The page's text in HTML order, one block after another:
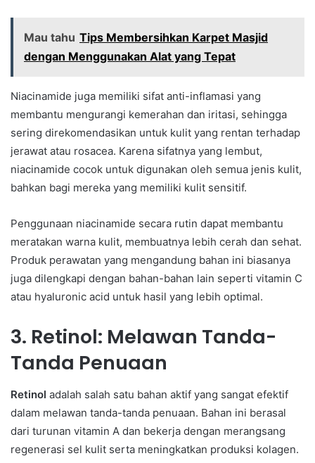
Mau tahu Tips Membersihkan Karpet Masjid
dengan Menggunakan Alat yang Tepat
Niacinamide juga memiliki sifat anti-inflamasi yang
membantu mengurangi kemerahan dan iritasi, sehingga
sering direkomendasikan untuk kulit yang rentan terhadap
jerawat atau rosacea. Karena sifatnya yang lembut,
niacinamide cocok untuk digunakan oleh semua jenis kulit,
bahkan bagi mereka yang memiliki kulit sensitif.
Penggunaan niacinamide secara rutin dapat membantu
meratakan warna kulit, membuatnya lebih cerah dan sehat.
Produk perawatan yang mengandung bahan ini biasanya
juga dilengkapi dengan bahan-bahan lain seperti vitamin C
atau hyaluronic acid untuk hasil yang lebih optimal.
3. Retinol: Melawan Tanda-
Tanda Penuaan
Retinol adalah salah satu bahan aktif yang sangat efektif
dalam melawan tanda-tanda penuaan. Bahan ini berasal
dari turunan vitamin A dan bekerja dengan merangsang
regenerasi sel kulit serta meningkatkan produksi kolagen.